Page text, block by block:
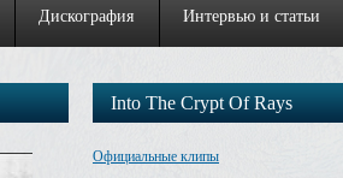
Дискография Интервью и статьи
Into The Crypt Of Rays
Официальные клипы